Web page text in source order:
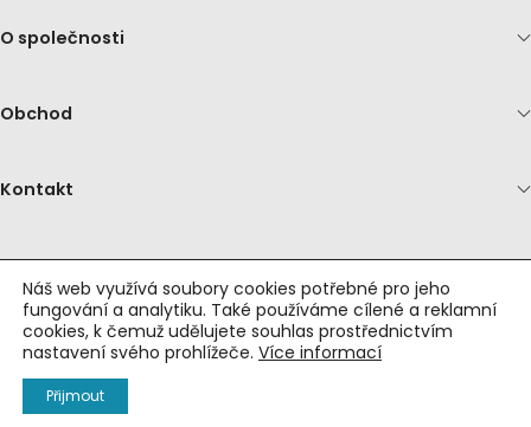
O společnosti
Obchod
Kontakt
© 2026 Allgene s.r.o. Všechny práva vyhrazena.
Vytvořila a spravuje společnostWebadata s.r.o.
Náš web využívá soubory cookies potřebné pro jeho
fungování a analytiku. Také používáme cílené a reklamní
cookies, k čemuž udělujete souhlas prostřednictvím
nastavení svého prohlížeče. Více informací
Přijmout
produkty
Můj účet